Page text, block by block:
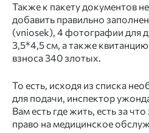
Также к пакету документов
добавить правильно
(vniosek), 4 фотографии для
3,5*4,5 см, а также
взноса 340 злотых.
То есть, исходя из списка
для подачи, инспектор
Вам есть где жить, есть за
право на медицинское